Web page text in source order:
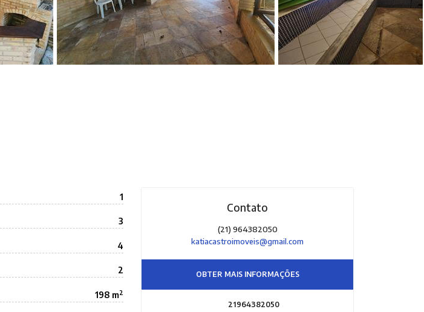
1
3
4
2
198 m2
Contato
(21) 964382050
katiacastroimoveis@gmail.com
OBTER MAIS INFORMAÇÕES
21964382050